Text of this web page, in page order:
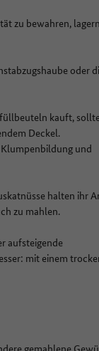
zu bewahren,
oder
kauft, sollte
Deckel.
und
halten ihr
zu mahlen.
aufsteigende
mit einem
gemahlene